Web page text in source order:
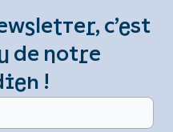
c’est
de notre
!